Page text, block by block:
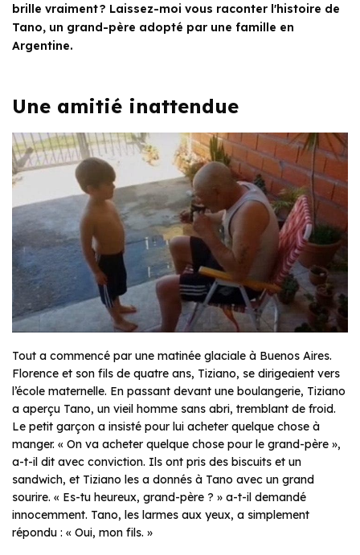
brille vraiment ? Laissez-moi vous raconter l'histoire de
Tano, un grand-père adopté par une famille en
Argentine.
Une amitié inattendue
Tout a commencé par une matinée glaciale à Buenos Aires.
Florence et son fils de quatre ans, Tiziano, se dirigeaient vers
l’école maternelle. En passant devant une boulangerie, Tiziano
a aperçu Tano, un vieil homme sans abri, tremblant de froid.
Le petit garçon a insisté pour lui acheter quelque chose à
manger. « On va acheter quelque chose pour le grand-père »,
a-t-il dit avec conviction. Ils ont pris des biscuits et un
sandwich, et Tiziano les a donnés à Tano avec un grand
sourire. « Es-tu heureux, grand-père ? » a-t-il demandé
innocemment. Tano, les larmes aux yeux, a simplement
répondu : « Oui, mon fils. »